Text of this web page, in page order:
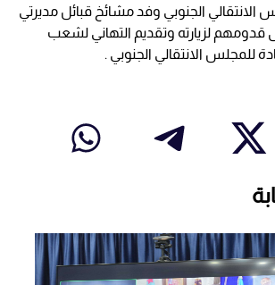
الجنوبي وفد مشائخ قبائل مديرتي
قدومهم لزيارته وتقديم التهاني لشعب
للمجلس الانتقالي الجنوبي .